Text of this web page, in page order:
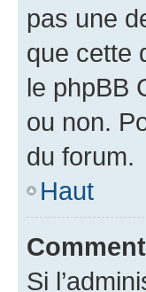
pas une
que cette
le phpBB
ou non.
du forum.
Haut
Si